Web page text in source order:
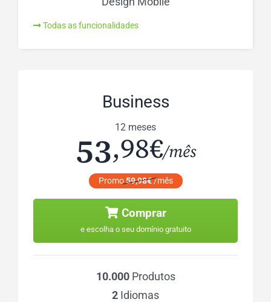
Todas as funcionalidades
Business
12 meses
53,98€/mês
Promo59,98€/mês
Comprar
e escolha o seu domínio gratuito
10.000Produtos
2 Idiomas